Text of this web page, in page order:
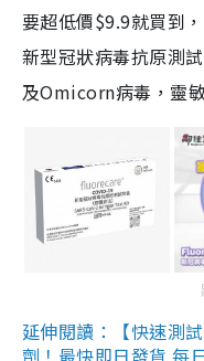
要超低價$9.9就買到
新型冠狀病毒抗原測
及Omicorn病毒，靈
延伸閱讀：【快速測
劑！最快即日發貨 每